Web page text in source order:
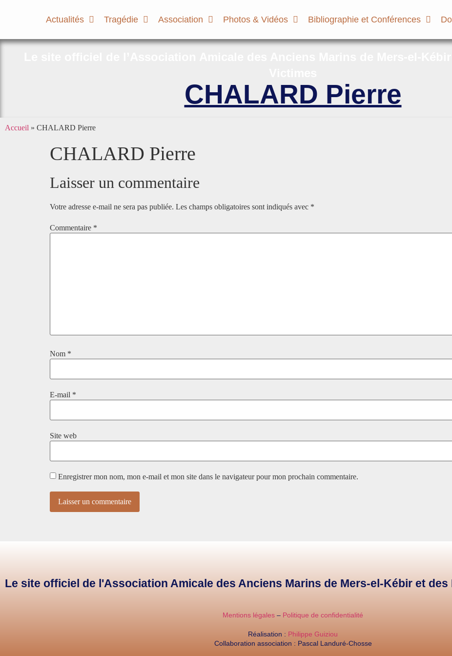
Actualités Tragédie Association Photos & Vidéos Bibliographie et Conférences
CHALARD Pierre
Accueil » CHALARD Pierre
CHALARD Pierre
Laisser un commentaire
Votre adresse e-mail ne sera pas publiée. Les champs obligatoires sont indiqués avec *
Commentaire *
Nom *
E-mail *
Site web
Enregistrer mon nom, mon e-mail et mon site dans le navigateur pour mon prochain commentaire.
Le site officiel de l'Association Amicale des Anciens Marins de Mers-el-Kébir et des
Mentions légales – Politique de confidentialité
Réalisation : Philippe Guiziou
Collaboration association : Pascal Landuré-Chosse